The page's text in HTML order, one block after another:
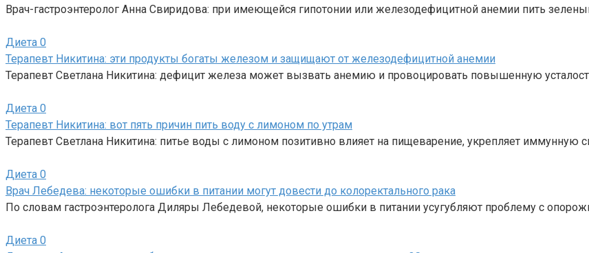
Врач-гастроэнтеролог Анна Свиридова: при имеющейся гипотонии или железодефицитной анемии пить
Диета 0
Терапевт Никитина: эти продукты богаты железом и защищают от железодефицитной анемии
Терапевт Светлана Никитина: дефицит железа может вызвать анемию и провоцировать повышенную
Диета 0
Терапевт Никитина: вот пять причин пить воду с лимоном по утрам
Терапевт Светлана Никитина: питье воды с лимоном позитивно влияет на пищеварение, укрепляет иммунную
Диета 0
Врач Лебедева: некоторые ошибки в питании могут довести до колоректального рака
По словам гастроэнтеролога Диляры Лебедевой, некоторые ошибки в питании усугубляют проблему с
Диета 0